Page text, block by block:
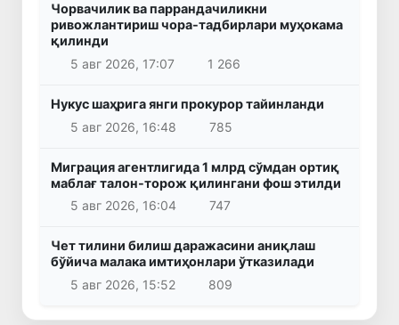
Чорвачилик ва паррандачиликни
ривожлантириш чора-тадбирлари муҳокама
қилинди
5 авг 2026, 17:07
1 266
Нукус шаҳрига янги прокурор тайинланди
5 авг 2026, 16:48
785
Миграция агентлигида 1 млрд сўмдан ортиқ
маблағ талон-торож қилингани фош этилди
5 авг 2026, 16:04
747
Чет тилини билиш даражасини аниқлаш
бўйича малака имтиҳонлари ўтказилади
5 авг 2026, 15:52
809